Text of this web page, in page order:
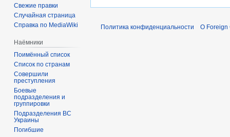
Свежие правки
Случайная страница
Справка по MediaWiki
Наёмники
Поимённый список
Список по странам
Совершили
преступления
Боевые
подразделения и
группировки
Подразделения ВС
Украины
Погибшие
Политика конфиденциальности О Foreign